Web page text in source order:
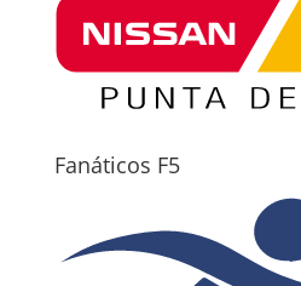
Fanáticos F5